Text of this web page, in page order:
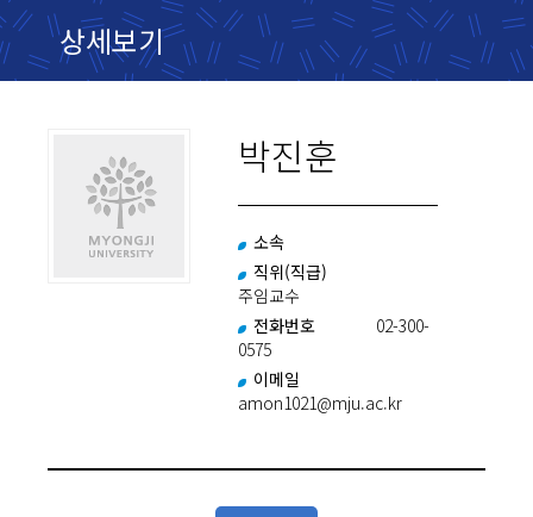
상세보기
박진훈
소속
직위(직급)
주임교수
전화번호
02-300-
0575
이메일
amon1021@mju.ac.kr